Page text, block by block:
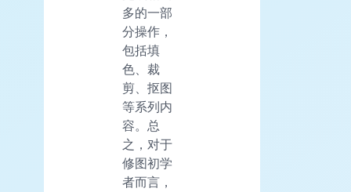
多的一部
分操作，
包括填
色、裁
剪、抠图
等系列内
容。总
之，对于
修图初学
者而言，